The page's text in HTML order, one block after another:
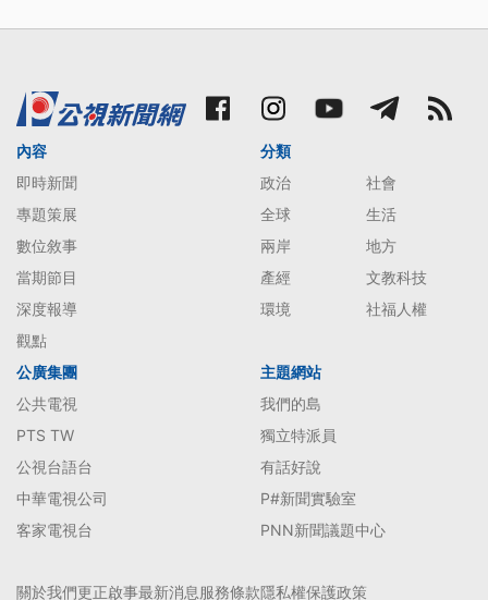
內容
即時新聞
專題策展
數位敘事
當期節目
深度報導
觀點
分類
政治
社會
全球
生活
兩岸
地方
產經
文教科技
環境
社福人權
公廣集團
公共電視
PTS TW
公視台語台
中華電視公司
客家電視台
主題網站
我們的島
獨立特派員
有話好說
P#新聞實驗室
PNN新聞議題中心
關於我們更正啟事最新消息服務條款隱私權保護政策